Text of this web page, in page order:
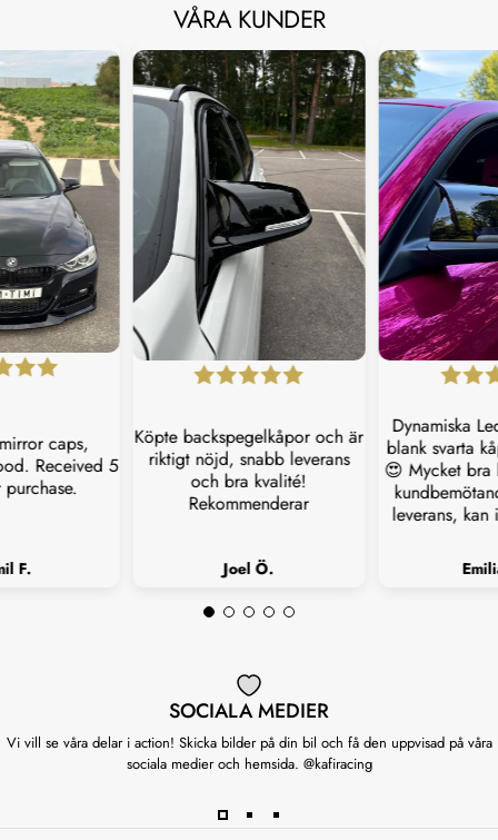
VÅRA KUNDER
caps,
Received 5
F.
Köpte backspegelkåpor och är
riktigt nöjd, snabb leverans
och bra kvalité!
Rekommenderar
Joel Ö.
Dynamiska
blank svarta
😍 Mycket bra
leverans,
SOCIALA MEDIER
Vi vill se våra delar i action! Skicka bilder på din bil och få den uppvisad på våra
sociala medier och hemsida. @kafiracing